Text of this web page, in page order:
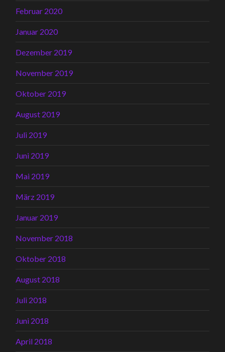
Februar 2020
Januar 2020
Dezember 2019
November 2019
Oktober 2019
August 2019
Juli 2019
Juni 2019
Mai 2019
März 2019
Januar 2019
November 2018
Oktober 2018
August 2018
Juli 2018
Juni 2018
April 2018